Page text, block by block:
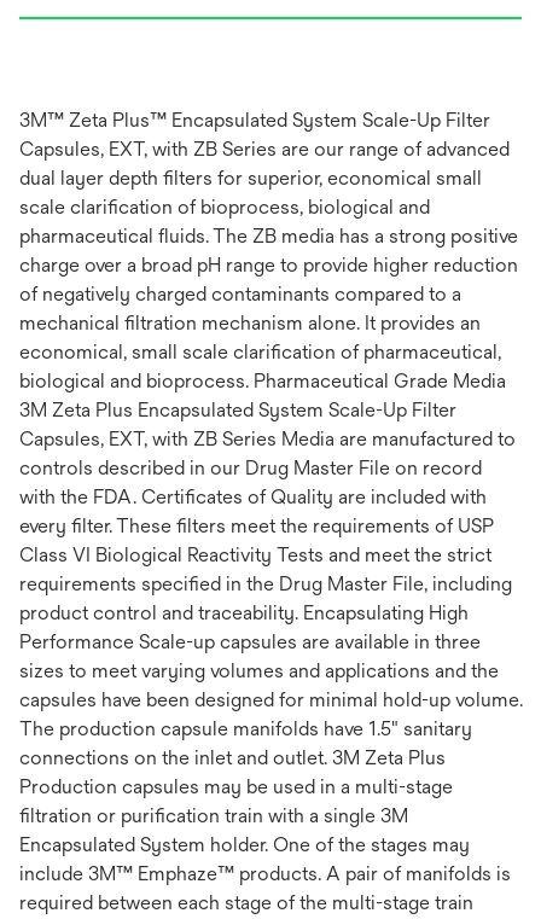
3M™ Zeta Plus™ Encapsulated System Scale-Up Filter
Capsules, EXT, with ZB Series are our range of advanced
dual layer depth filters for superior, economical small
scale clarification of bioprocess, biological and
pharmaceutical fluids. The ZB media has a strong positive
charge over a broad pH range to provide higher reduction
of negatively charged contaminants compared to a
mechanical filtration mechanism alone. It provides an
economical, small scale clarification of pharmaceutical,
biological and bioprocess. Pharmaceutical Grade Media
3M Zeta Plus Encapsulated System Scale-Up Filter
Capsules, EXT, with ZB Series Media are manufactured to
controls described in our Drug Master File on record
with the FDA. Certificates of Quality are included with
every filter. These filters meet the requirements of USP
Class VI Biological Reactivity Tests and meet the strict
requirements specified in the Drug Master File, including
product control and traceability. Encapsulating High
Performance Scale-up capsules are available in three
sizes to meet varying volumes and applications and the
capsules have been designed for minimal hold-up volume.
The production capsule manifolds have 1.5" sanitary
connections on the inlet and outlet. 3M Zeta Plus
Production capsules may be used in a multi-stage
filtration or purification train with a single 3M
Encapsulated System holder. One of the stages may
include 3M™ Emphaze™ products. A pair of manifolds is
required between each stage of the multi-stage train